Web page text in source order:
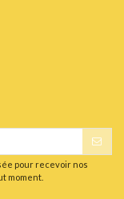
pour recevoir nos
moment.